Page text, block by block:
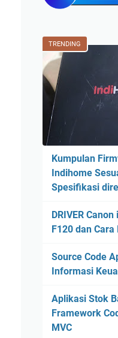
TRENDING
Kumpulan
Indihome
Spesifikasi
DRIVER
F120 dan
Source Code
Informasi
Aplikasi Stok
Framework
MVC